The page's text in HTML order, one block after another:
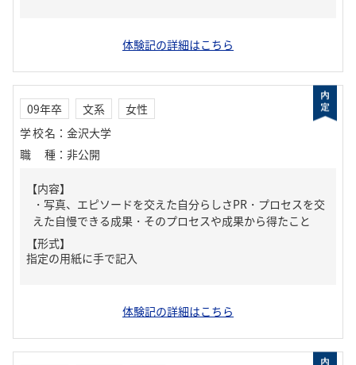
体験記の詳細はこちら
09年卒 文系
女性
学校名 ： 金沢大学
職種 ： 非公開
【内容】
・写真、エピソードを交えた自分らしさPR・プロセスを交
えた自慢できる成果・そのプロセスや成果から得たこと
【形式】
指定の用紙に手で記入
体験記の詳細はこちら